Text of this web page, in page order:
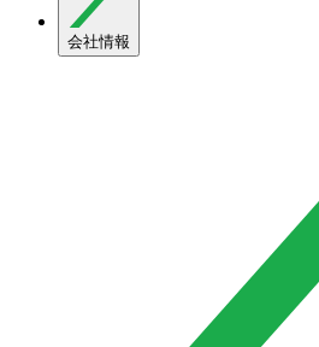
会社情報